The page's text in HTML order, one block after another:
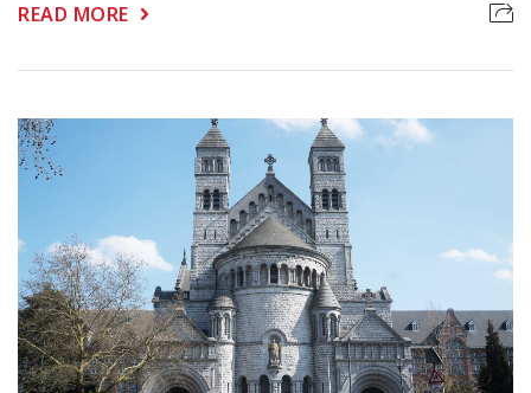
READ MORE